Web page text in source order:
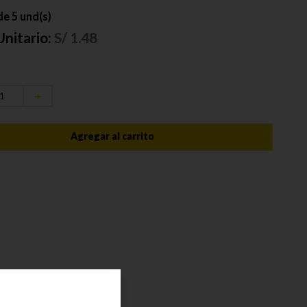
5 und(s)
S/ 1.48
＋
Agregar al carrito